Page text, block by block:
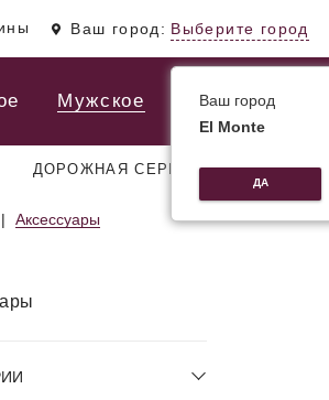
Ваш город: Выберите город
Мужское
ДОРОЖНАЯ СЕРИЯ РЮКЗАКИ
Аксессуары
Ваш город
El Monte
ДА